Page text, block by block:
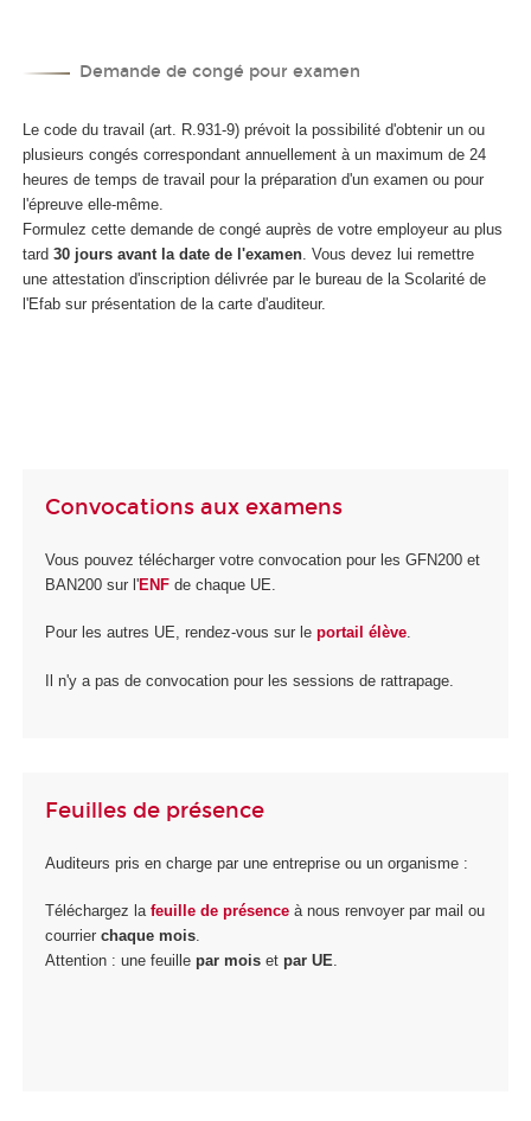
Demande de congé pour examen
Le code du travail (art. R.931-9) prévoit la possibilité d'obtenir un ou
plusieurs congés correspondant annuellement à un maximum de 24
heures de temps de travail pour la préparation d'un examen ou pour
l'épreuve elle-même.
Formulez cette demande de congé auprès de votre employeur au plus
tard 30 jours avant la date de l'examen. Vous devez lui remettre
une attestation d'inscription délivrée par le bureau de la Scolarité de
l'Efab sur présentation de la carte d'auditeur.
Convocations aux examens
Vous pouvez télécharger votre convocation pour les GFN200 et
BAN200 sur l'ENF de chaque UE.
Pour les autres UE, rendez-vous sur le portail élève.
Il n'y a pas de convocation pour les sessions de rattrapage.
Feuilles de présence
Auditeurs pris en charge par une entreprise ou un organisme :
Téléchargez la feuille de présence à nous renvoyer par mail ou
courrier chaque mois.
Attention : une feuille par mois et par UE.